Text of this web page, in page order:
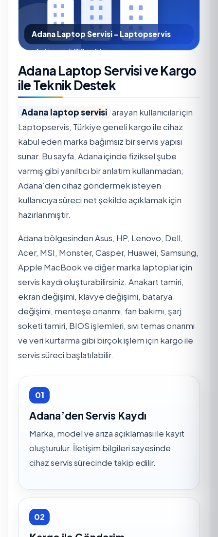
Adana Laptop Servisi - Laptopservis
Adana Laptop Servisi ve Kargo
ile Teknik Destek
Adana laptop servisi arayan kullanıcılar için
Laptopservis, Türkiye geneli kargo ile cihaz
kabul eden marka bağımsız bir servis yapısı
sunar. Bu sayfa, Adana içinde fiziksel şube
varmış gibi yanıltıcı bir anlatım kullanmadan;
Adana’den cihaz göndermek isteyen
kullanıcıya süreci net şekilde açıklamak için
hazırlanmıştır.
Adana bölgesinden Asus, HP, Lenovo, Dell,
Acer, MSI, Monster, Casper, Huawei, Samsung,
Apple MacBook ve diğer marka laptoplar için
servis kaydı oluşturabilirsiniz. Anakart tamiri,
ekran değişimi, klavye değişimi, batarya
değişimi, menteşe onarımı, fan bakımı, şarj
soketi tamiri, BIOS işlemleri, sıvı temas onarımı
ve veri kurtarma gibi birçok işlem için kargo ile
servis süreci başlatılabilir.
01
Adana’den Servis Kaydı
Marka, model ve arıza açıklaması ile kayıt
oluşturulur. İletişim bilgileri sayesinde
cihaz servis sürecinde takip edilir.
02